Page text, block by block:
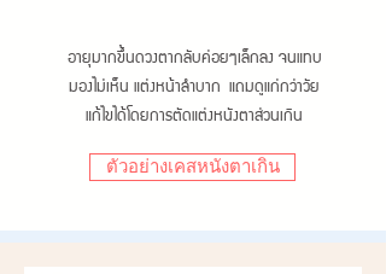
อายุมากขึ้นดวงตากลับค่อยๆเล็กลง จนแทบ
มองไม่เห็น แต่งหน้าลำบาก แถมดูแก่กว่าวัย
แก้ไขได้โดยการตัดแต่งหนังตาส่วนเกิน
ตัวอย่างเคสหนังตาเกิน